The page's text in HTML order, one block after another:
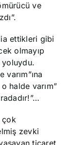
ve
ettikleri gibi
olmayıp
halde varım”
çok
zevki
ticaret